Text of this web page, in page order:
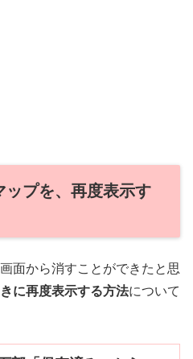
ップを、再度表示す
面から消すことができたと思
に再度表示する方法について